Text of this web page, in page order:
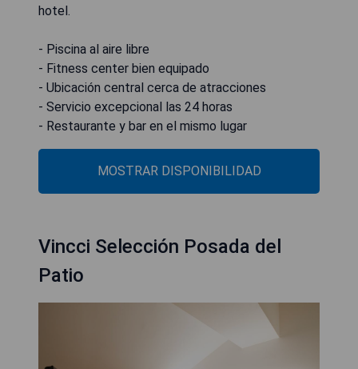
hotel.
- Piscina al aire libre
- Fitness center bien equipado
- Ubicación central cerca de atracciones
- Servicio excepcional las 24 horas
- Restaurante y bar en el mismo lugar
MOSTRAR DISPONIBILIDAD
Vincci Selección Posada del
Patio